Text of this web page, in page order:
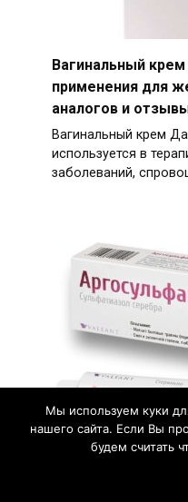
Вагинальный
применения для
аналогов и
Вагинальный крем
используется в
заболеваний,
Мазь
применению и
Мы используем куки
нашего сайта. Если Вы
будем считать